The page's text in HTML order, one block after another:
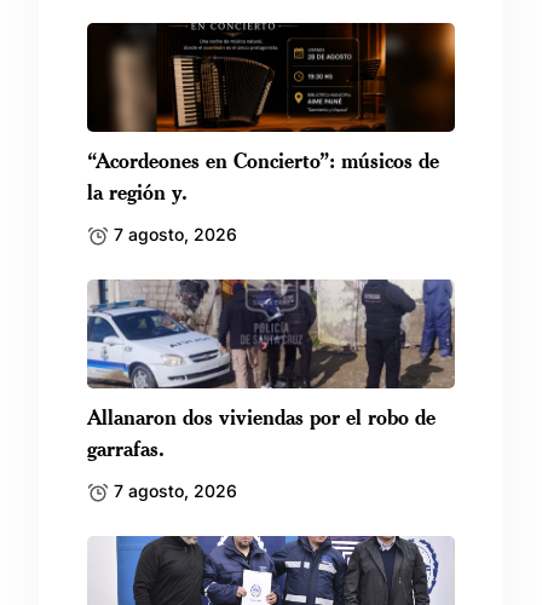
“Acordeones en Concierto”: músicos de
la región y.
7 agosto, 2026
Allanaron dos viviendas por el robo de
garrafas.
7 agosto, 2026